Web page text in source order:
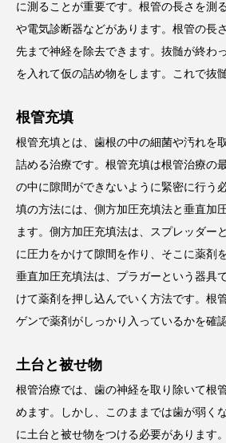
に測ることが重要です。根管の長さを測
や電気診断器などがあります。根管の長
先まで神経を除去できます。抜髄が終わ
を入れて仮の詰め物をします。これで抜
根管充填
根管充填とは、歯根の中の細菌や汚れを
詰める治療です。根管充填は根管治療の
の中に隙間ができないように緊密に行う
填の方法には、側方加圧充填法と垂直加
ます。側方加圧充填法は、スプレッダー
に圧力をかけて隙間を作り、そこに薬剤
垂直加圧充填法は、プラガーという器具
けて薬剤を押し込んでいく方法です。根
ゲンで薬剤がしっかり入っているかを確
土台と被せ物
根管治療では、歯の神経を取り除いて根
めます。しかし、このままでは歯が弱く
に土台と被せ物をつける必要があります。